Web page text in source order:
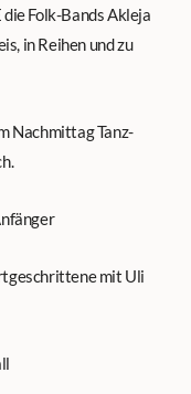
die Folk-Bands Akleja
in Reihen und zu
Nachmittag Tanz-
mit Uli